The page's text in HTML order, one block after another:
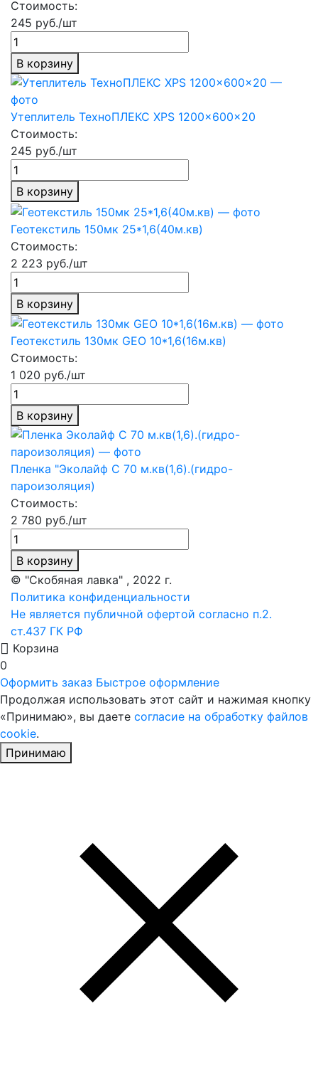
Стоимость:
245 руб./шт
В корзину
Утеплитель ТехноПЛЕКС XPS 1200x600x20
Стоимость:
245 руб./шт
В корзину
Геотекстиль 150мк 25*1,6(40м.кв)
Стоимость:
2 223 руб./шт
В корзину
Геотекстиль 130мк GEO 10*1,6(16м.кв)
Стоимость:
1 020 руб./шт
В корзину
Пленка "Эколайф С 70 м.кв(1,6).(гидро-
пароизоляция)
Стоимость:
2 780 руб./шт
В корзину
© "Скобяная лавка" , 2022 г.
Политика конфиденциальности
Не является публичной офертой согласно п.2.
ст.437 ГК РФ
Корзина
0
Оформить заказ Быстрое оформление
Продолжая использовать этот сайт и нажимая кнопку
«Принимаю», вы даете согласие на обработку файлов
cookie.
Принимаю